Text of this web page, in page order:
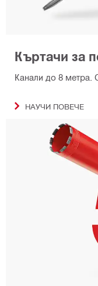
Къртачи за
Канали до 8 метра.
НАУЧИ ПОВЕЧЕ